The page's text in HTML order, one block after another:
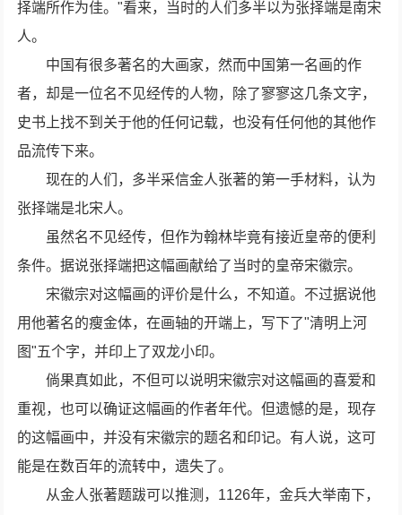
择端所作为佳。"看来，当时的人们多半以为张择端是南宋
人。
中国有很多著名的大画家，然而中国第一名画的作
者，却是一位名不见经传的人物，除了寥寥这几条文字，
史书上找不到关于他的任何记载，也没有任何他的其他作
品流传下来。
现在的人们，多半采信金人张著的第一手材料，认为
张择端是北宋人。
虽然名不见经传，但作为翰林毕竟有接近皇帝的便利
条件。据说张择端把这幅画献给了当时的皇帝宋徽宗。
宋徽宗对这幅画的评价是什么，不知道。不过据说他
用他著名的瘦金体，在画轴的开端上，写下了"清明上河
图"五个字，并印上了双龙小印。
倘果真如此，不但可以说明宋徽宗对这幅画的喜爱和
重视，也可以确证这幅画的作者年代。但遗憾的是，现存
的这幅画中，并没有宋徽宗的题名和印记。有人说，这可
能是在数百年的流转中，遗失了。
从金人张著题跋可以推测，1126年，金兵大举南下，